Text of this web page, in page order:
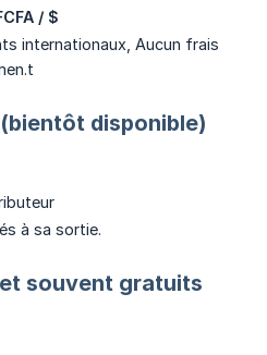
/ $
internationaux, Aucun frais
disponible)
à sa sortie.
souvent gratuits